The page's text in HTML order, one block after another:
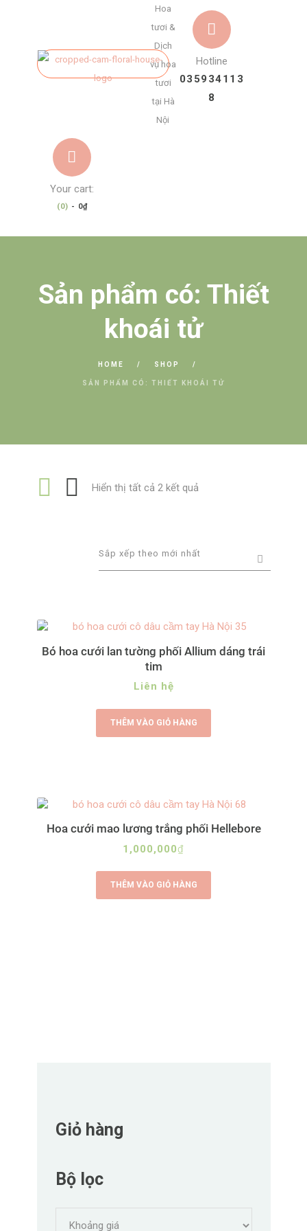
Hoa
tươi &
Dịch
vụ hoa
tươi
tại Hà
Nội
Hotline
035934113
8
Your cart:
(0) - 0₫
Sản phẩm có: Thiết
khoái tử
HOME SHOP
SẢN PHẨM CÓ: THIẾT KHOÁI TỬ
Hiển thị tất cả 2 kết quảĐã
Bó hoa cưới lan tường phối Allium dáng trái
tim
Liên hệ
THÊM VÀO GIỎ HÀNG
Hoa cưới mao lương trắng phối Hellebore
1,000,000₫
THÊM VÀO GIỎ HÀNG
Giỏ hàng
Bộ lọc